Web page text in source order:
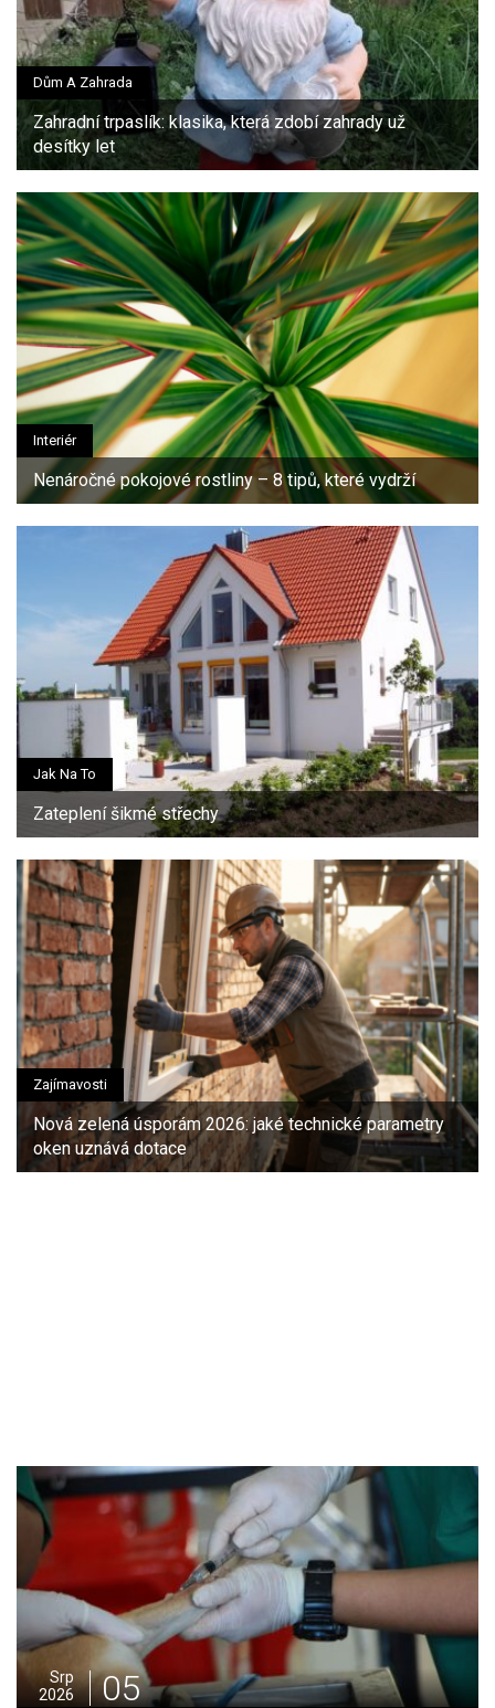
Dům A Zahrada
Zahradní trpaslík: klasika, která zdobí zahrady už
desítky let
Interiér
Nenáročné pokojové rostliny – 8 tipů, které vydrží
Jak Na To
Zateplení šikmé střechy
Zajímavosti
Nová zelená úsporám 2026: jaké technické parametry
oken uznává dotace
Srp
2026
05